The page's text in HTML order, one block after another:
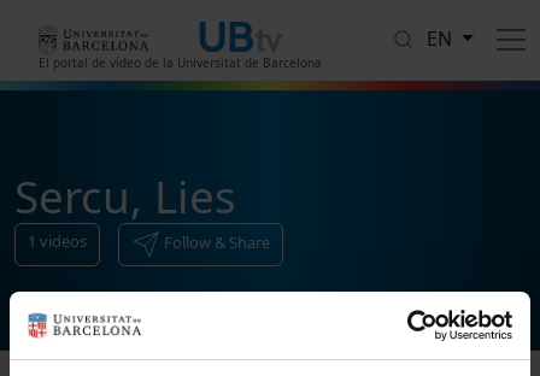
El portal de vídeo de la Universitat de Barcelona
EN
Sercu, Lies
1 videos Follow & Share